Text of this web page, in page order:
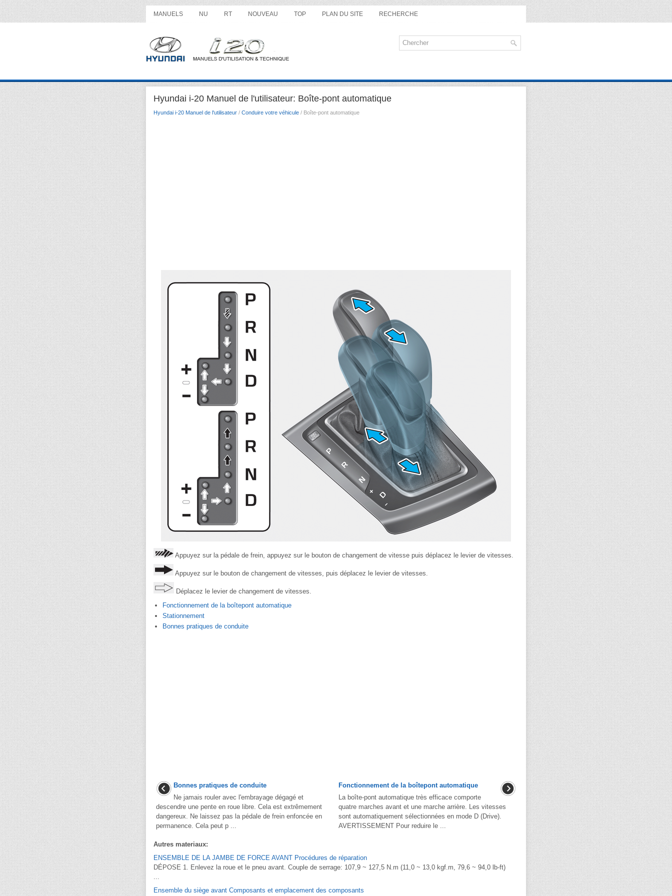
MANUELS NU RT NOUVEAU TOP PLAN DU SITE RECHERCHE
Hyundai i-20 Manuel de l'utilisateur: Boîte-pont automatique
Hyundai i-20 Manuel de l'utilisateur / Conduire votre véhicule / Boîte-pont automatique
Appuyez sur la pédale de frein, appuyez sur le bouton de changement de vitesse puis déplacez le levier de vitesses.
Appuyez sur le bouton de changement de vitesses, puis déplacez le levier de vitesses.
Déplacez le levier de changement de vitesses.
Fonctionnement de la boîtepont automatique
Stationnement
Bonnes pratiques de conduite
Bonnes pratiques de conduite
Ne jamais rouler avec l'embrayage dégagé et
descendre une pente en roue libre. Cela est extrêmement
dangereux. Ne laissez pas la pédale de frein enfoncée en
permanence. Cela peut p ...
Fonctionnement de la boîtepont automatique
La boîte-pont automatique très efficace comporte
quatre marches avant et une marche arrière. Les vitesses
sont automatiquement sélectionnées en mode D (Drive).
AVERTISSEMENT Pour reduire le ...
Autres materiaux:
ENSEMBLE DE LA JAMBE DE FORCE AVANT Procédures de réparation
DÉPOSE 1. Enlevez la roue et le pneu avant. Couple de serrage: 107,9 ~ 127,5 N.m (11,0 ~ 13,0 kgf.m, 79,6 ~ 94,0 lb-ft)
...
Ensemble du siège avant Composants et emplacement des composants